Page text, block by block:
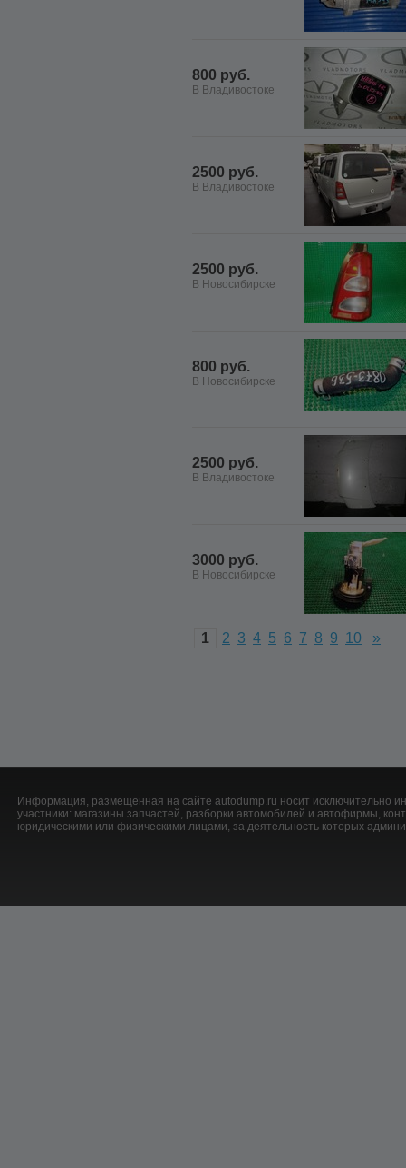
800 руб.
В Владивостоке
2500 руб.
В Владивостоке
2500 руб.
В Новосибирске
800 руб.
В Новосибирске
2500 руб.
В Владивостоке
3000 руб.
В Новосибирске
1 2 3 4 5 6 7 8 9 10 »
Информация, размещенная на сайте autodump.ru носит исключительно
участники: магазины запчастей, разборки автомобилей и автофирмы,
юридическими или физическими лицами, за деятельность которых